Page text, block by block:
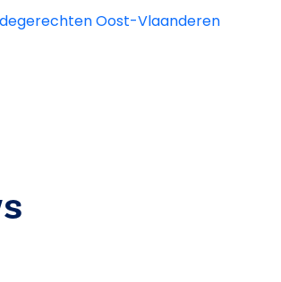
Oost-Vlaanderen